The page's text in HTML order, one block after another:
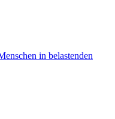
in belastenden